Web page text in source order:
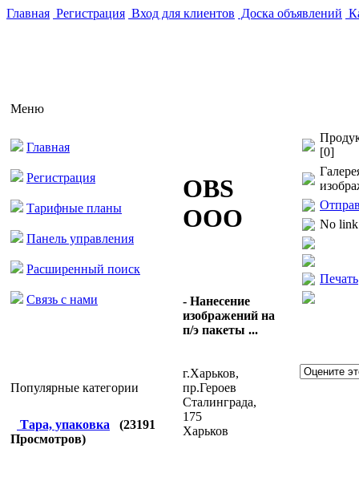
Главная Регистрация Вход для клиентов Доска объявлений
Меню
Главная
Регистрация
Тарифные планы
Панель управления
Расширенный поиск
Связь с нами
Популярные категории
Тара, упаковка (23191
Просмотров)
OBS
ООО
- Нанесение
изображений на
п/э пакеты ...
г.Харьков,
пр.Героев
Сталинграда,
175
Харьков
[0]
No link
Печать